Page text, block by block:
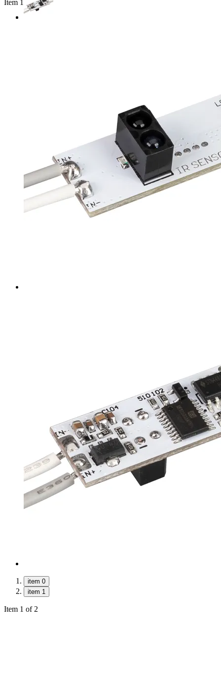
Item 1 of 2
item 0
item 1
Item 1 of 2